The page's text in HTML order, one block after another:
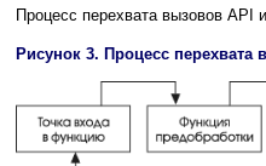
Процесс перехвата вызовов API
Рисунок 3. Процесс перехвата